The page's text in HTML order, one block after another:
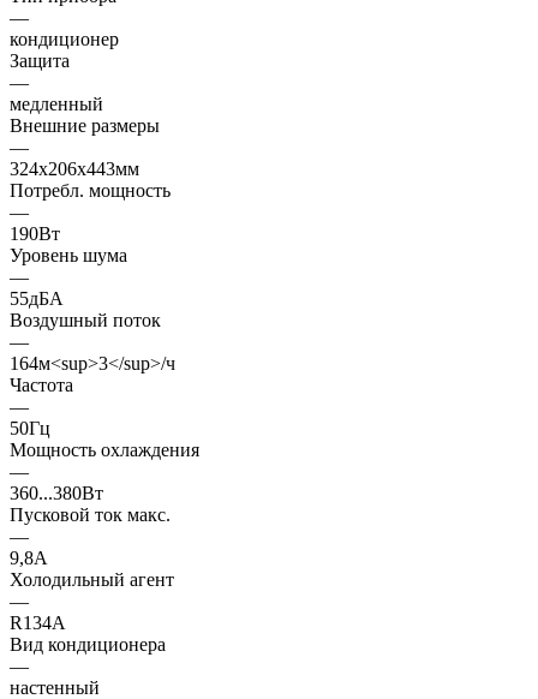
—
кондиционер
Защита
—
медленный
Внешние размеры
—
324x206x443мм
Потребл. мощность
—
190Вт
Уровень шума
—
55дБА
Воздушный поток
—
164м<sup>3</sup>/ч
Частота
—
50Гц
Мощность охлаждения
—
360...380Вт
Пусковой ток макс.
—
9,8А
Холодильный агент
—
R134A
Вид кондиционера
—
настенный